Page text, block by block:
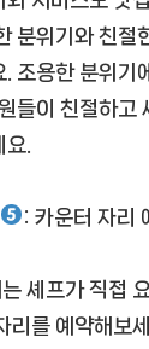
분위기와 친절
. 조용한 분위기
들이 친절하고
.
: 카운터 자리
셰프가 직접
리를 예약해보